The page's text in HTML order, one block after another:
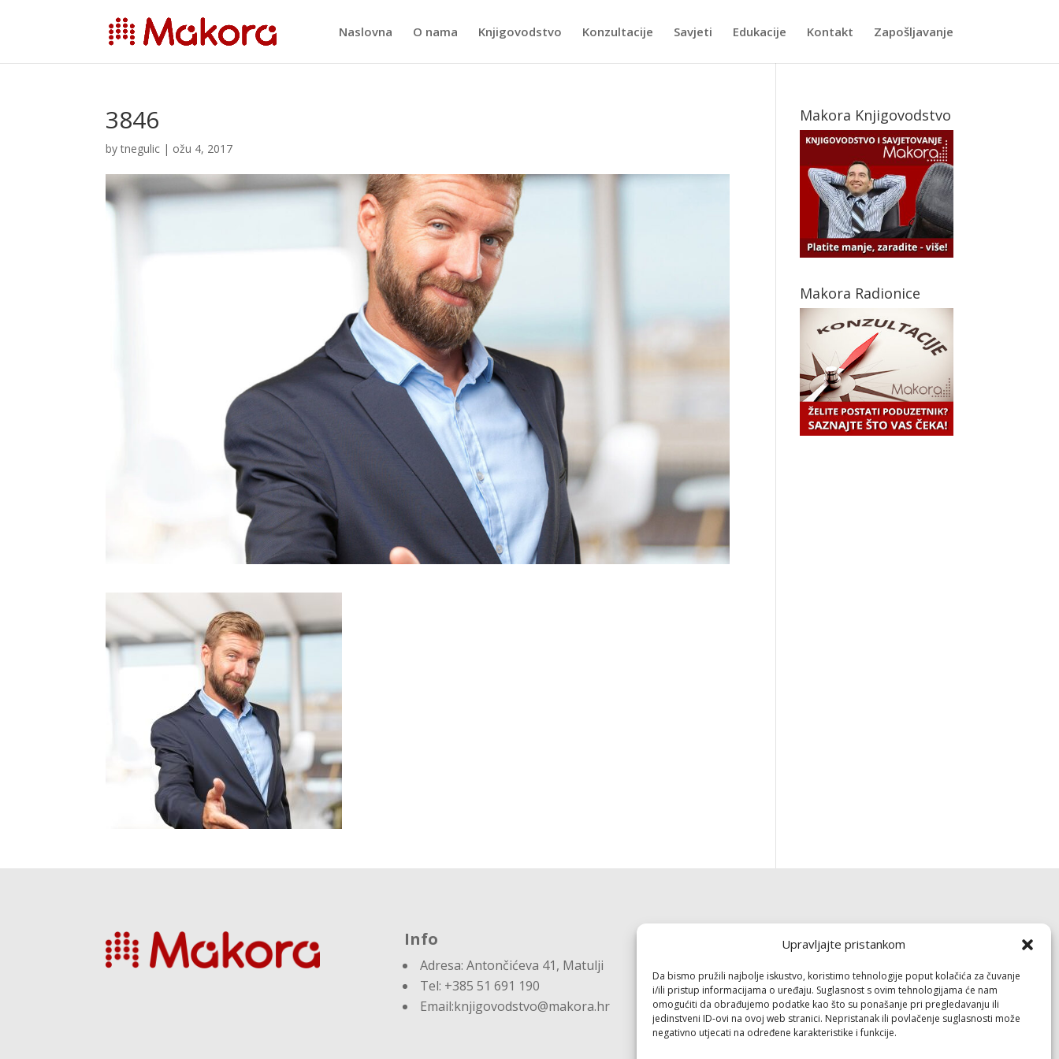
Upravljajte pristankom
Da bismo pružili najbolje iskustvo, koristimo tehnologije poput kolačića za čuvanje
i/ili pristup informacijama o uređaju. Suglasnost s ovim tehnologijama će nam
omogućiti da obrađujemo podatke kao što su ponašanje pri pregledavanju ili
jedinstveni ID-ovi na ovoj web stranici. Nepristanak ili povlačenje suglasnosti može
negativno utjecati na određene karakteristike i funkcije.
Naslovna O nama Knjigovodstvo Konzultacije Savjeti Edukacije Kontakt Zapošljavanje
3846
bytnegulic | ožu 4, 2017
Makora Knjigovodstvo
Makora Radionice
Info
Adresa: Antončićeva 41, Matulji
Tel: +385 51 691 190
Email:knjigovodstvo@makora.hr
Dokumenti
Pravila privatnosti
Politika kolačića (EU)
Follow